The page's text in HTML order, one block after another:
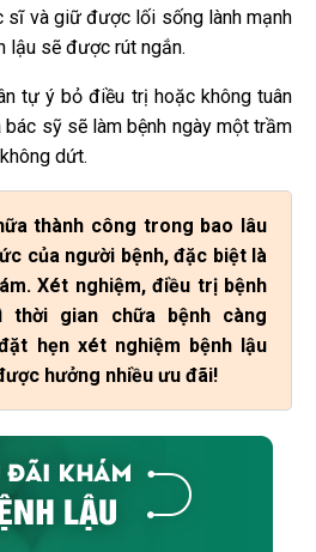
sĩ và giữ được lối sống lành mạnh
lậu sẽ được rút ngắn.
tự ý bỏ điều trị hoặc không tuân
sỹ sẽ làm bệnh ngày một trầm
dứt.
thành công trong bao lâu
của người bệnh, đặc biệt là
Xét nghiệm, điều trị bệnh
thời gian chữa bệnh càng
hẹn xét nghiệm bệnh lậu
hưởng nhiều ưu đãi!